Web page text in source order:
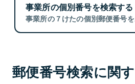
事業所の個別番号を検索する
事業所の７けたの個別郵便番号を
郵便番号検索に関